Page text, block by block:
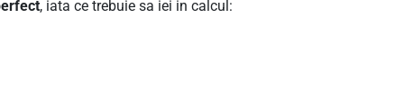
, iata ce trebuie sa iei in calcul: